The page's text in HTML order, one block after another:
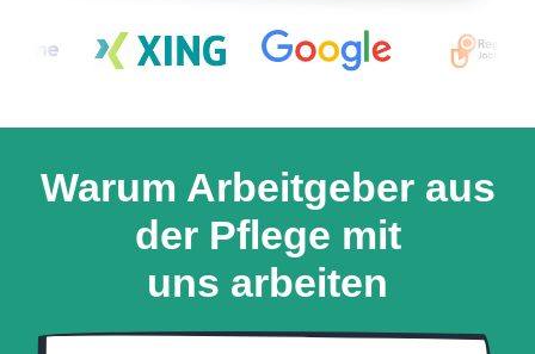
Warum Arbeitgeber aus
der Pflege mit
uns arbeiten